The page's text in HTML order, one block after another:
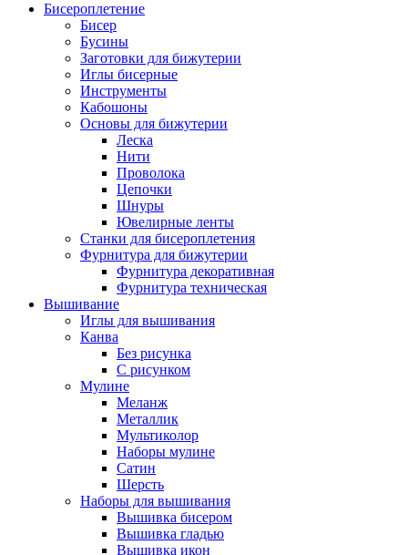
Бисероплетение
Бисер
Бусины
Заготовки для бижутерии
Иглы бисерные
Инструменты
Кабошоны
Основы для бижутерии
Леска
Нити
Проволока
Цепочки
Шнуры
Ювелирные ленты
Станки для бисероплетения
Фурнитура для бижутерии
Фурнитура декоративная
Фурнитура техническая
Вышивание
Иглы для вышивания
Канва
Без рисунка
С рисунком
Мулине
Меланж
Металлик
Мультиколор
Наборы мулине
Сатин
Шерсть
Наборы для вышивания
Вышивка бисером
Вышивка гладью
Вышивка икон